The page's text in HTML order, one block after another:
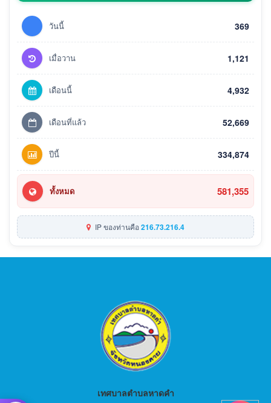
วันนี้ 369
เมื่อวาน 1,121
เดือนนี้ 4,932
เดือนที่แล้ว 52,669
ปีนี้ 334,874
ทั้งหมด 581,355
IP ของท่านคือ216.73.216.4
เทศบาลตำบลหาดคำ